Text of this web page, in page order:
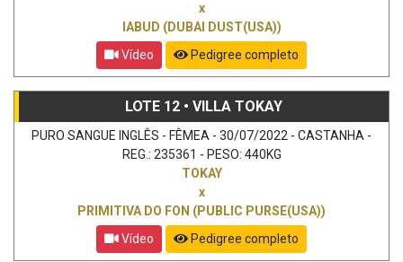
x
IABUD (DUBAI DUST(USA))
Vídeo
Pedigree completo
LOTE 12 • VILLA TOKAY
PURO SANGUE INGLÊS - FÊMEA - 30/07/2022 - CASTANHA -
REG.: 235361 - PESO: 440KG
TOKAY
x
PRIMITIVA DO FON (PUBLIC PURSE(USA))
Vídeo
Pedigree completo